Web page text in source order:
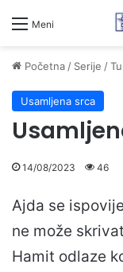
Meni
Početna/ Serije /
Usamljena srca
14/08/2023 46
Ajda se
ne može
Hamit odlaze